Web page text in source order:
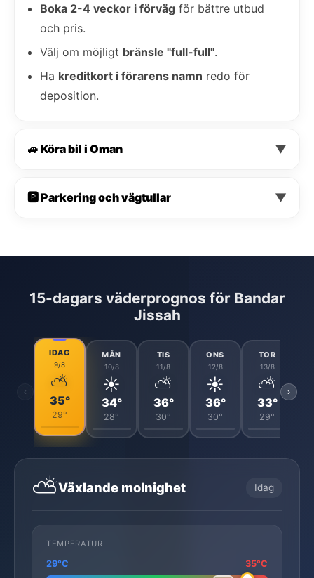
Boka 2-4 veckor i förväg för bättre utbud
och pris.
Välj om möjligt bränsle "full-full".
Ha kreditkort i förarens namn redo för
deposition.
🚙 Köra bil i Oman ▼
🅿️ Parkering och vägtullar ▼
15-dagars väderprognos för Bandar
Jissah
‹
IDAG
9/8
⛅
35°
29°
MÅN
10/8
☀️
34°
28°
TIS
11/8
⛅
36°
30°
ONS
12/8
☀️
36°
30°
TOR
13/8
⛅
33°
29°
›
⛅Växlande molnighet Idag
TEMPERATUR
29°C 35°C